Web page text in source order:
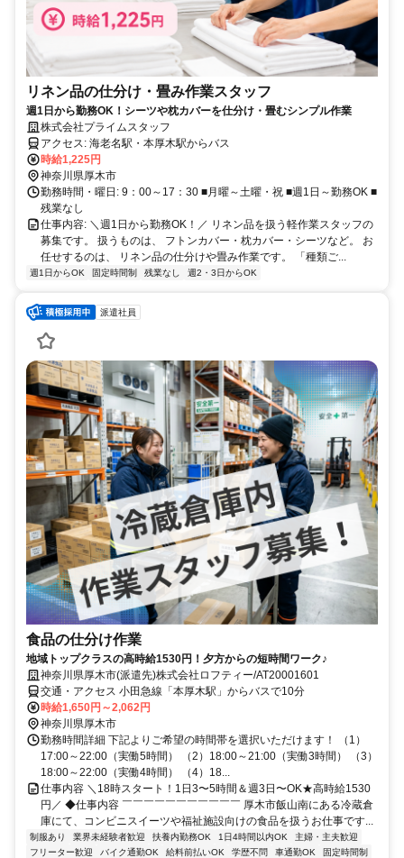
リネン品の仕分け・畳み作業スタッフ
週1日から勤務OK！シーツや枕カバーを仕分け・畳むシンプル作業
株式会社プライムスタッフ
アクセス: 海老名駅・本厚木駅からバス
時給1,225円
神奈川県厚木市
勤務時間・曜日: 9：00～17：30 ■月曜～土曜・祝 ■週1日～勤務OK ■
残業なし
仕事内容: ＼週1日から勤務OK！／ リネン品を扱う軽作業スタッフの
募集です。 扱うものは、 フトンカバー・枕カバー・シーツなど。 お
任せするのは、 リネン品の仕分けや畳み作業です。 「種類ご...
週1日からOK 固定時間制 残業なし 週2・3日からOK
派遣社員
食品の仕分け作業
地域トップクラスの高時給1530円！夕方からの短時間ワーク♪
神奈川県厚木市(派遣先)株式会社ロフティー/AT20001601
交通・アクセス 小田急線「本厚木駅」からバスで10分
時給1,650円～2,062円
神奈川県厚木市
勤務時間詳細 下記よりご希望の時間帯を選択いただけます！ （1）
17:00～22:00（実働5時間） （2）18:00～21:00（実働3時間） （3）
18:00～22:00（実働4時間） （4）18...
仕事内容 ＼18時スタート！1日3〜5時間＆週3日〜OK★高時給1530
円／ ◆仕事内容 ￣￣￣￣￣￣￣￣￣￣￣ 厚木市飯山南にある冷蔵倉
庫にて、コンビニスイーツや福祉施設向けの食品を扱うお仕事です...
制服あり 業界未経験者歓迎 扶養内勤務OK 1日4時間以内OK
主婦・主夫歓迎
フリーター歓迎
バイク通勤OK 給料前払いOK 学歴不問 車通勤OK 固定時間制